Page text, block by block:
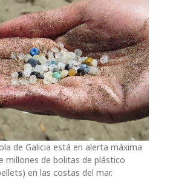
de Galicia está en alerta máxima
millones de bolitas de plástico
en las costas del mar.